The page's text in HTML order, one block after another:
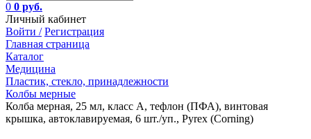
0 0 руб.
Личный кабинет
Войти / Регистрация
Главная страница
Каталог
Медицина
Пластик, стекло, принадлежности
Колбы мерные
Колба мерная, 25 мл, класс А, тефлон (ПФА), винтовая
крышка, автоклавируемая, 6 шт./уп., Pyrex (Corning)